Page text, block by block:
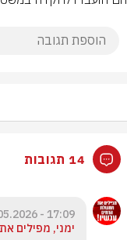
14 תגובות
17:09 - 09.05.2026
ימני, מפילים